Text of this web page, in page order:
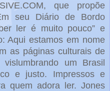
que propõe
seu Diário de Bordo
ler é muito pouco” e
Aqui estamos em nome
as páginas culturais de
um Brasil
e justo. Impressos e
quem adora ler. Jones